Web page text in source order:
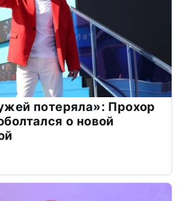
потеряла»: Прохор
о новой